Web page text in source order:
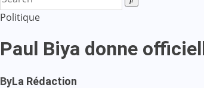
Politique
Paul Biya donne
ByLa Rédaction